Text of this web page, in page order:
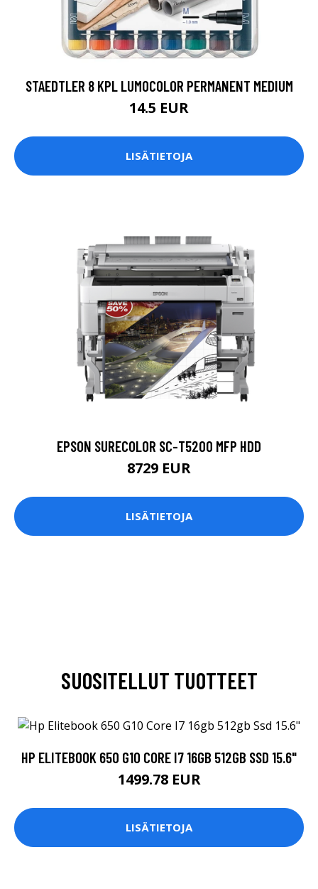
STAEDTLER 8 KPL LUMOCOLOR PERMANENT MEDIUM
14.5 EUR
LISÄTIETOJA
EPSON SURECOLOR SC-T5200 MFP HDD
8729 EUR
LISÄTIETOJA
SUOSITELLUT TUOTTEET
HP ELITEBOOK 650 G10 CORE I7 16GB 512GB SSD 15.6"
1499.78 EUR
LISÄTIETOJA